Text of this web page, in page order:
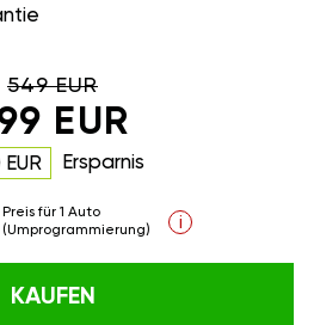
549 EUR
EUR
EUR Ersparnis
Preis für 1 Auto
(Umprogrammierung)
i
KAUFEN